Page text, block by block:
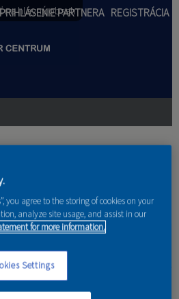
na hlavný obsah
PRIHLÁSENIE PARTNERA REGISTRÁCIA
you agree to the storing of cookies on your
analyze site usage, and assist in our
for more information.
Settings